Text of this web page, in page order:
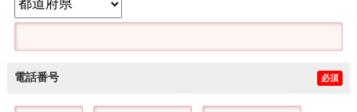
電話番号 必須